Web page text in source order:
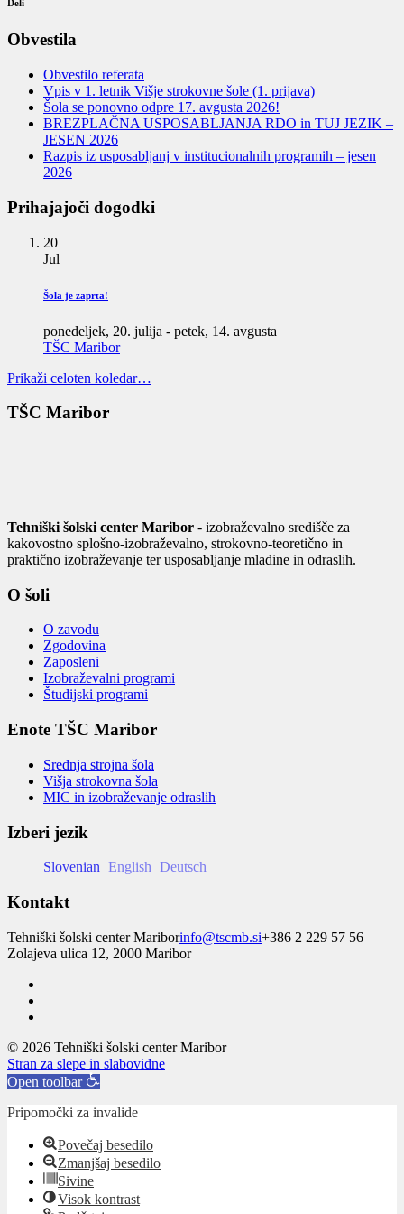
Deli
Obvestila
Obvestilo referata
Vpis v 1. letnik Višje strokovne šole (1. prijava)
Šola se ponovno odpre 17. avgusta 2026!
BREZPLAČNA USPOSABLJANJA RDO in TUJ JEZIK –
JESEN 2026
Razpis iz usposabljanj v institucionalnih programih – jesen
2026
Prihajajoči dogodki
20
Jul
Šola je zaprta!
ponedeljek, 20. julija - petek, 14. avgusta
TŠC Maribor
Prikaži celoten koledar…
TŠC Maribor
Tehniški šolski center Maribor - izobraževalno središče za
kakovostno splošno-izobraževalno, strokovno-teoretično in
praktično izobraževanje ter usposabljanje mladine in odraslih.
O šoli
O zavodu
Zgodovina
Zaposleni
Izobraževalni programi
Študijski programi
Enote TŠC Maribor
Srednja strojna šola
Višja strokovna šola
MIC in izobraževanje odraslih
Izberi jezik
Slovenian English Deutsch
Kontakt
Tehniški šolski center Mariborinfo@tscmb.si+386 2 229 57 56
Zolajeva ulica 12, 2000 Maribor
© 2026 Tehniški šolski center Maribor
Stran za slepe in slabovidne
Open toolbar
Pripomočki za invalide
Povečaj besedilo
Zmanjšaj besedilo
Sivine
Visok kontrast